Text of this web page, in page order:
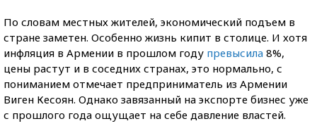
По словам местных жителей, экономический подъем в
стране заметен. Особенно жизнь кипит в столице. И хотя
инфляция в Армении в прошлом году превысила 8%,
цены растут и в соседних странах, это нормально, с
пониманием отмечает предприниматель из Армении
Виген Кесоян. Однако завязанный на экспорте бизнес уже
с прошлого года ощущает на себе давление властей.